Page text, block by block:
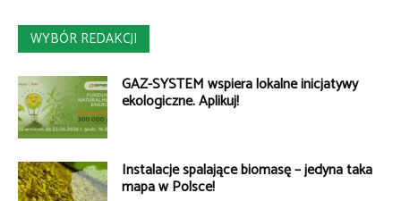
WYBÓR REDAKCJI
GAZ-SYSTEM wspiera lokalne inicjatywy
ekologiczne. Aplikuj!
Instalacje spalające biomasę – jedyna taka
mapa w Polsce!